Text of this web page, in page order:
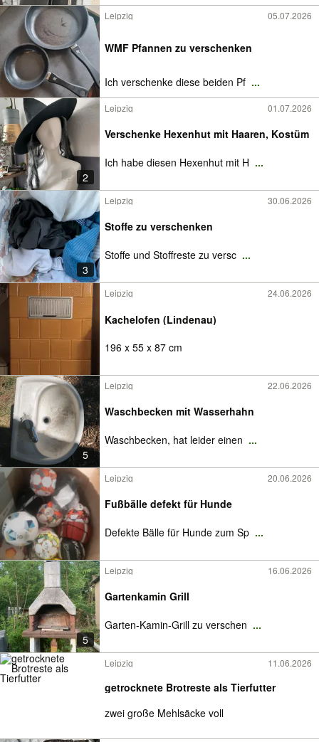
Leipzig 05.07.2026
WMF Pfannen zu verschenken
Ich verschenke diese beiden Pf ...
2
Leipzig 01.07.2026
Verschenke Hexenhut mit Haaren, Kostüm
Ich habe diesen Hexenhut mit H ...
3
Leipzig 30.06.2026
Stoffe zu verschenken
Stoffe und Stoffreste zu versc ...
Leipzig 24.06.2026
Kachelofen (Lindenau)
196 x 55 x 87 cm
5
Leipzig 22.06.2026
Waschbecken mit Wasserhahn
Waschbecken, hat leider einen ...
Leipzig 20.06.2026
Fußbälle defekt für Hunde
Defekte Bälle für Hunde zum Sp ...
5
Leipzig 16.06.2026
Gartenkamin Grill
Garten-Kamin-Grill zu verschen ...
Leipzig 11.06.2026
getrocknete Brotreste als Tierfutter
zwei große Mehlsäcke voll